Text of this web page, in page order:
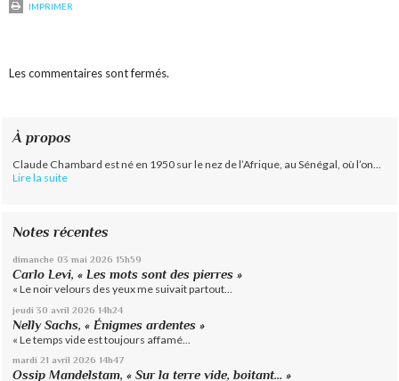
IMPRIMER
Les commentaires sont fermés.
À propos
Claude Chambard est né en 1950 sur le nez de l’Afrique, au Sénégal, où l’on...
Lire la suite
Notes récentes
dimanche 03 mai 2026 15h59
Carlo Levi, « Les mots sont des pierres »
« Le noir velours des yeux me suivait partout...
jeudi 30 avril 2026 14h24
Nelly Sachs, « Énigmes ardentes »
« Le temps vide est toujours affamé...
mardi 21 avril 2026 14h47
Ossip Mandelstam, « Sur la terre vide, boitant… »